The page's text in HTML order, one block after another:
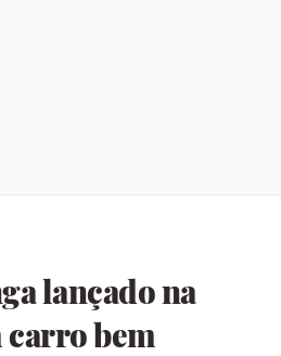
lançado na
carro bem